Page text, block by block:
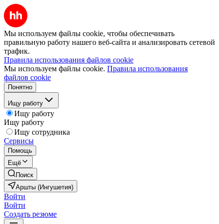
Мы используем файлы cookie, чтобы обеспечивать
правильную работу нашего веб-сайта и анализировать сетевой
трафик.
Правила использования файлов cookie
Мы используем файлы cookie. Правила использования
файлов cookie
Понятно
Ищу работу
Ищу работу
Ищу работу
Ищу сотрудника
Сервисы
Помощь
Ещё
Поиск
Аршты (Ингушетия)
Войти
Войти
Создать резюме